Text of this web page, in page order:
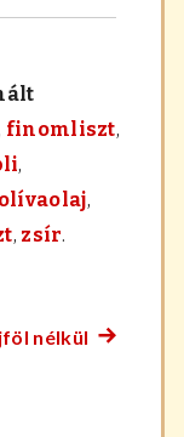
finomliszt,
,
olívaolaj,
, zsír.
nélkül